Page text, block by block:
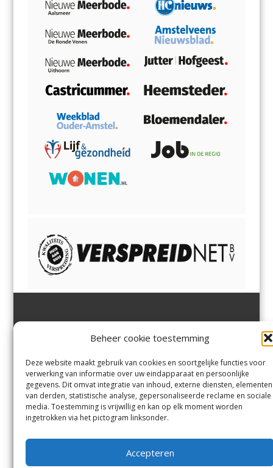
Beheer cookie toestemming
Deze website maakt gebruik van cookies en soortgelijke functies voor
verwerking van informatie over uw eindapparaat en persoonlijke
gegevens. Dit omvat integratie van inhoud, externe diensten, elementen
van derden, statistische analyse, gepersonaliseerde reclame en sociale
media. Toestemming is vrijwillig en kan op elk moment worden
ingetrokken via het pictogram linksonder.
Accepteren
Margadantstraat 34
0255-533900
info@jutter.nlofinfo@hofgee
st.nl
Velserbroek,Velsen-Zuid,
Zuid,Driehuisen
Spaarnwoude.
Contact
Andere uitgaven
Voorwaarden